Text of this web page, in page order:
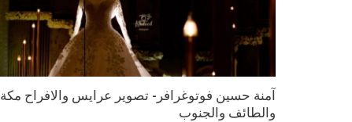
آمنة حسين فوتوغرافر- تصوير عرايس والافراح مكة
والطائف والجنوب